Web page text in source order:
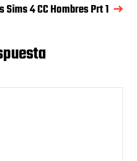
Sims 4 CC Hombres Prt 1